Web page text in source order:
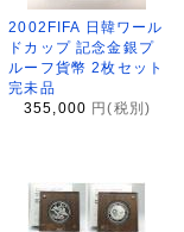
2002FIFA 日韓ワール
ドカップ 記念金銀プ
ルーフ貨幣 2枚セット
完未品
355,000 円(税別)